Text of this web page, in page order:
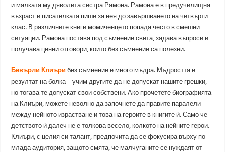
и малката му дяволита сестра Рамона. Рамона е в предучилищна
възраст и писателката пише за нея до завършването на четвърти
клас. В различните книги момиченцето попада често в смешни
ситуации. Рамона поставя под съмнение света, задава въпроси и
получава ценни отговори, които без съмнение са полезни.
Бевърли Клиъри без съмнение е много мъдра. Мъдростта е
резултат на болка – учим другите да не допускат нашите грешки,
но тогава те допускат свои собствени. Ако прочетете биографията
на Клиъри, можете неволно да започнете да правите паралели
между нейното израстване и това на героите в книгите ѝ. Само че
детството ѝ далеч не е толкова весело, колкото на нейните герои.
Клиъри, с целия си талант, предпочита да се фокусира върху по-
млада аудитория, защото смята, че малчуганите се нуждаят от